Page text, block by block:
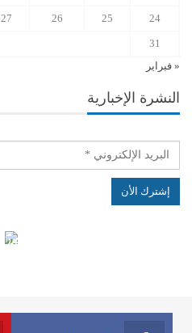
24
25
26
27
31
« فبراير
النشرة الإخبارية
الهياكل الخاضعة